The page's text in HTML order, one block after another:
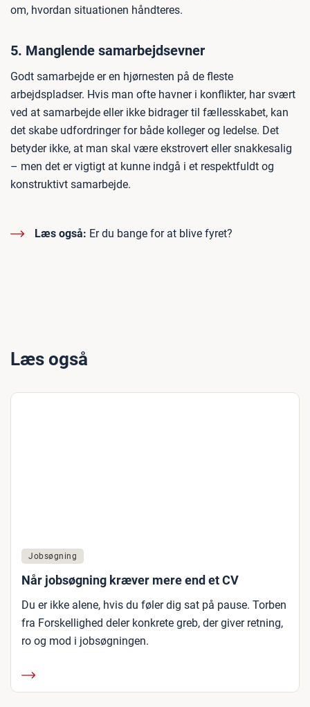
om, hvordan situationen håndteres.
5. Manglende samarbejdsevner
Godt samarbejde er en hjørnesten på de fleste
arbejdspladser. Hvis man ofte havner i konflikter, har svært
ved at samarbejde eller ikke bidrager til fællesskabet, kan
det skabe udfordringer for både kolleger og ledelse. Det
betyder ikke, at man skal være ekstrovert eller snakkesalig
– men det er vigtigt at kunne indgå i et respektfuldt og
konstruktivt samarbejde.
Læs også: Er du bange for at blive fyret?
Læs også
Jobsøgning
Når jobsøgning kræver mere end et CV
Du er ikke alene, hvis du føler dig sat på pause. Torben
fra Forskellighed deler konkrete greb, der giver retning,
ro og mod i jobsøgningen.